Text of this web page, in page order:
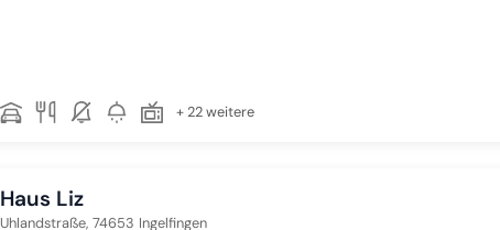
+ 22 weitere
Haus Liz
Uhlandstraße, 74653 Ingelfingen